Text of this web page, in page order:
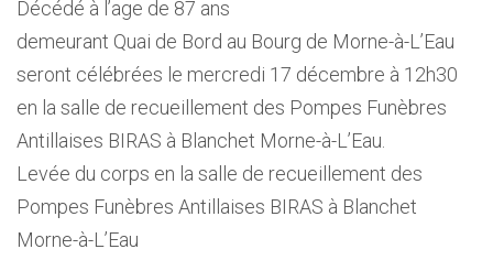
Décédé à l’age de 87 ans
demeurant Quai de Bord au Bourg de Morne-à-L’Eau
seront célébrées le mercredi 17 décembre à 12h30
en la salle de recueillement des Pompes Funèbres
Antillaises BIRAS à Blanchet Morne-à-L’Eau.
Levée du corps en la salle de recueillement des
Pompes Funèbres Antillaises BIRAS à Blanchet
Morne-à-L’Eau